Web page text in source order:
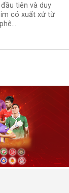
tiên và duy
có xuất xứ từ